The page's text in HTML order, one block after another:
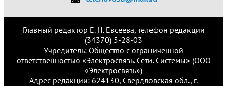
Главный редактор Е. Н. Евсеева, телефон редакции
(34370) 5-28-03
Учредитель: Общество с ограниченной
ответственностью «Электросвязь. Сети. Системы» (ООО
«Электросвязь»)
Адрес редакции: 624130, Свердловская обл., г.